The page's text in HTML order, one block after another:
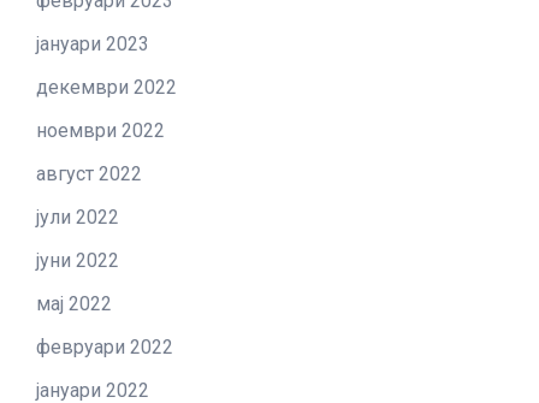
јануари 2023
декември 2022
ноември 2022
август 2022
јули 2022
јуни 2022
мај 2022
февруари 2022
јануари 2022